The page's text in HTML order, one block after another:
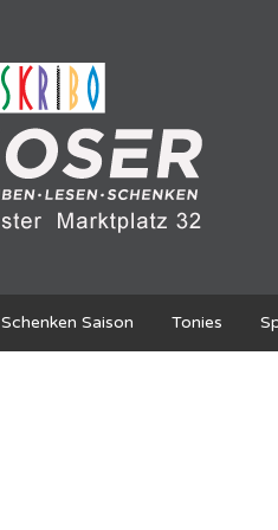
Schenken Saison Tonies